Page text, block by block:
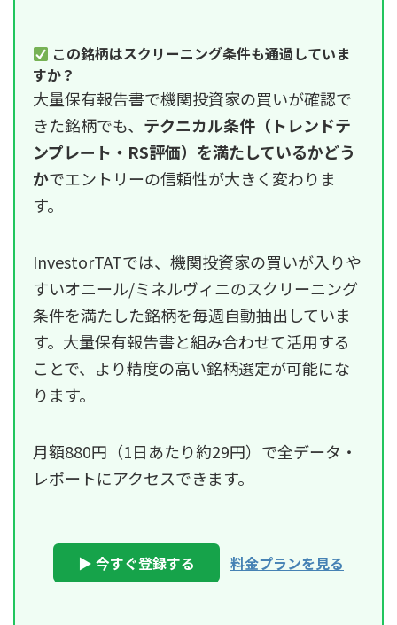
この銘柄はスクリーニング条件も通過していま
すか？
大量保有報告書で機関投資家の買いが確認で
きた銘柄でも、 テクニカル条件（トレンドテ
ンプレート・RS評価）を満たしているかどう
かでエントリーの信頼性が大きく変わりま
す。
InvestorTATでは、機関投資家の買いが入りや
すいオニール/ミネルヴィニのスクリーニング
条件を満たした銘柄を毎週自動抽出していま
す。大量保有報告書と組み合わせて活用する
ことで、より精度の高い銘柄選定が可能にな
ります。
月額880円（1日あたり約29円）で全データ・
レポートにアクセスできます。
▶ 今すぐ登録する 料金プランを見る